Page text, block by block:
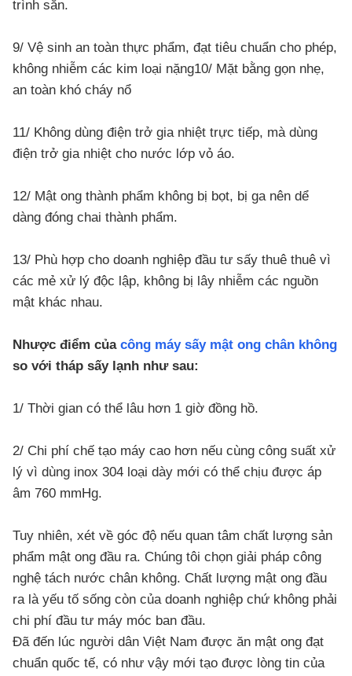
trình sẵn.
9/ Vệ sinh an toàn thực phẩm, đạt tiêu chuẩn cho phép,
không nhiễm các kim loại nặng10/ Mặt bằng gọn nhẹ,
an toàn khó cháy nổ
11/ Không dùng điện trở gia nhiệt trực tiếp, mà dùng
điện trở gia nhiệt cho nước lớp vỏ áo.
12/ Mật ong thành phẩm không bị bọt, bị ga nên dể
dàng đóng chai thành phẩm.
13/ Phù hợp cho doanh nghiệp đầu tư sấy thuê thuê vì
các mẻ xử lý độc lập, không bị lây nhiễm các nguồn
mật khác nhau.
Nhược điểm của công máy sấy mật ong chân không
so với tháp sấy lạnh như sau:
1/ Thời gian có thể lâu hơn 1 giờ đồng hồ.
2/ Chi phí chế tạo máy cao hơn nếu cùng công suất xử
lý vì dùng inox 304 loại dày mới có thể chịu được áp
âm 760 mmHg.
Tuy nhiên, xét về góc độ nếu quan tâm chất lượng sản
phẩm mật ong đầu ra. Chúng tôi chọn giải pháp công
nghệ tách nước chân không. Chất lượng mật ong đầu
ra là yếu tố sống còn của doanh nghiệp chứ không phải
chi phí đầu tư máy móc ban đầu.
Đã đến lúc người dân Việt Nam được ăn mật ong đạt
chuẩn quốc tế, có như vậy mới tạo được lòng tin của